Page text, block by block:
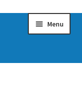
Menu